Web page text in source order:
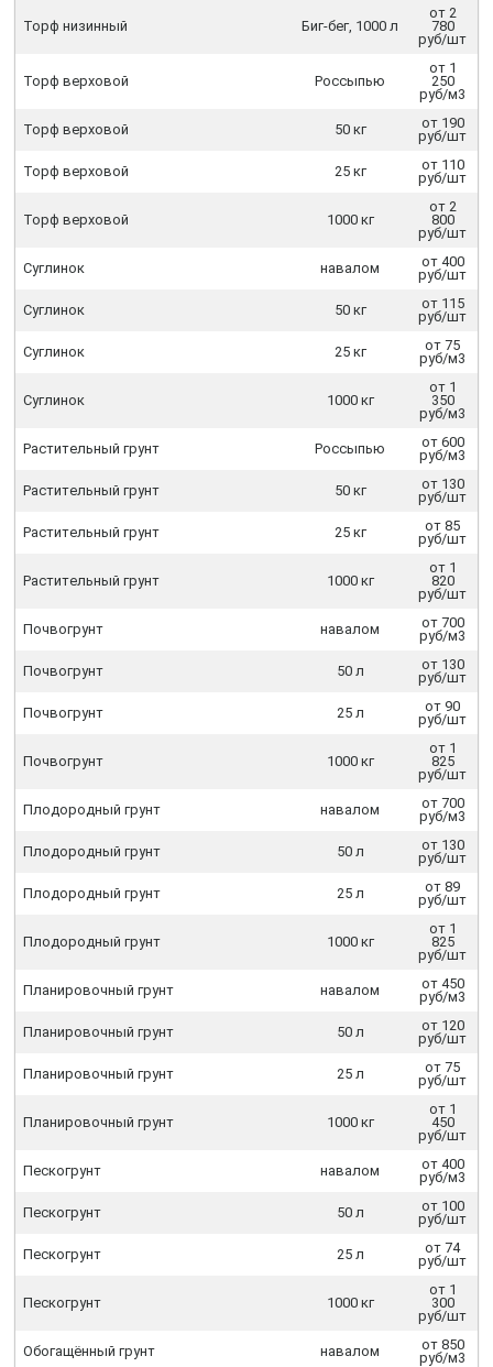
Торф низинный Биг-бег, 1000 л
от 2
780
руб/шт
Торф верховой Россыпью
от 1
250
руб/м3
Торф верховой 50 кг
от 190
руб/шт
Торф верховой 25 кг
от 110
руб/шт
Торф верховой 1000 кг
от 2
800
руб/шт
Суглинок навалом
от 400
руб/шт
Суглинок 50 кг
от 115
руб/шт
Суглинок 25 кг
от 75
руб/м3
Суглинок 1000 кг
от 1
350
руб/м3
Растительный грунт Россыпью
от 600
руб/м3
Растительный грунт 50 кг
от 130
руб/шт
Растительный грунт 25 кг
от 85
руб/шт
Растительный грунт 1000 кг
от 1
820
руб/шт
Почвогрунт навалом
от 700
руб/м3
Почвогрунт 50 л
от 130
руб/шт
Почвогрунт 25 л
от 90
руб/шт
Почвогрунт 1000 кг
от 1
825
руб/шт
Плодородный грунт навалом
от 700
руб/м3
Плодородный грунт 50 л
от 130
руб/шт
Плодородный грунт 25 л
от 89
руб/шт
Плодородный грунт 1000 кг
от 1
825
руб/шт
Планировочный грунт навалом
от 450
руб/м3
Планировочный грунт 50 л
от 120
руб/шт
Планировочный грунт 25 л
от 75
руб/шт
Планировочный грунт 1000 кг
от 1
450
руб/шт
Пескогрунт навалом
от 400
руб/м3
Пескогрунт 50 л
от 100
руб/шт
Пескогрунт 25 л
от 74
руб/шт
Пескогрунт 1000 кг
от 1
300
руб/шт
Обогащённый грунт навалом
от 850
руб/м3